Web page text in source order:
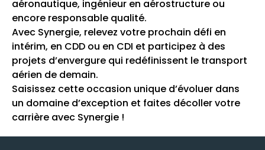
aéronautique, ingénieur en aérostructure ou
encore responsable qualité.
Avec Synergie, relevez votre prochain défi en
intérim, en CDD ou en CDI et participez à des
projets d’envergure qui redéfinissent le transport
aérien de demain.
Saisissez cette occasion unique d’évoluer dans
un domaine d’exception et faites décoller votre
carrière avec Synergie !